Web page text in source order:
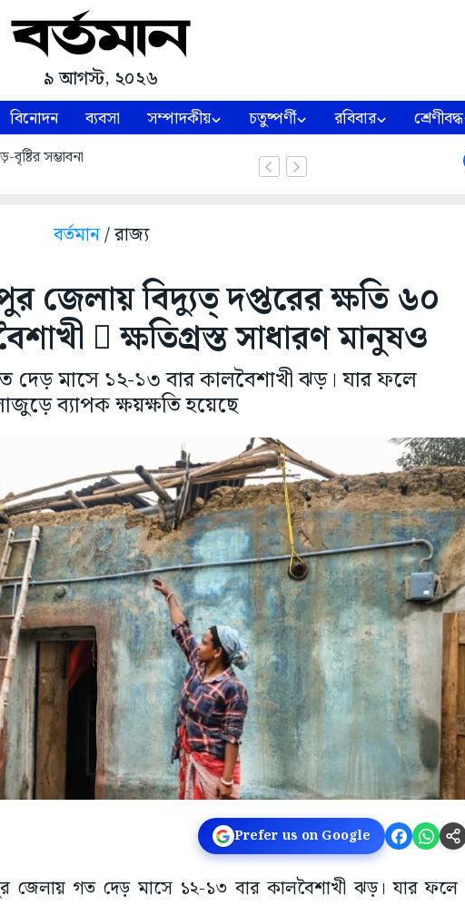
৯ আগস্ট, ২০২৬
বিনোদন ব্যবসা সম্পাদকীয় চতুষ্পর্ণী রবিবার শ্রেণীবদ্ধ
সম্ভাবনা
বর্তমান/ রাজ্য
জেলায় বিদ্যুত্ দপ্তরের ক্ষতি ৬০
 ক্ষতিগ্রস্ত সাধারণ মানুষও
দেড় মাসে ১২-১৩ বার কালবৈশাখী ঝড়। যার ফলে
ব্যাপক ক্ষয়ক্ষতি হয়েছে
Prefer us on Google
জেলায় গত দেড় মাসে ১২-১৩ বার কালবৈশাখী ঝড়। যার ফলে